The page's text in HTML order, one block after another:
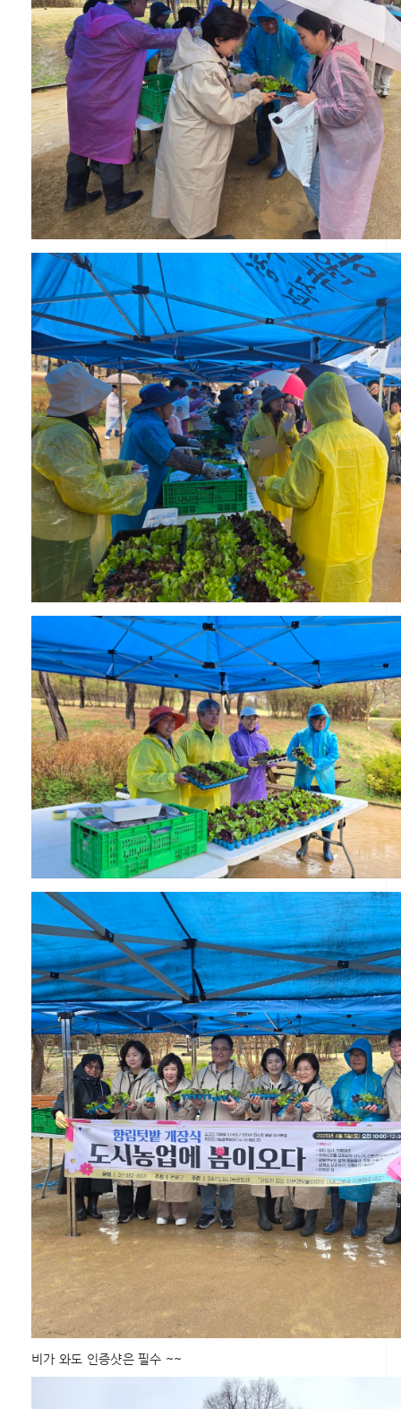
비가 와도 인증샷은 필수 ~~